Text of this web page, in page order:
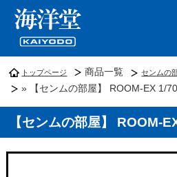
トップページ 商品一覧 センムの
» 【センムの部屋】 ROOM-EX 1/
【センムの部屋】 ROOM-